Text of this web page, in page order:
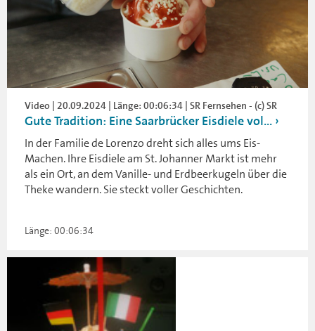
Video | 20.09.2024 | Länge: 00:06:34 | SR Fernsehen - (c) SR
Gute Tradition: Eine Saarbrücker Eisdiele vol...
In der Familie de Lorenzo dreht sich alles ums Eis-
Machen. Ihre Eisdiele am St. Johanner Markt ist mehr
als ein Ort, an dem Vanille- und Erdbeerkugeln über die
Theke wandern. Sie steckt voller Geschichten.
Länge: 00:06:34